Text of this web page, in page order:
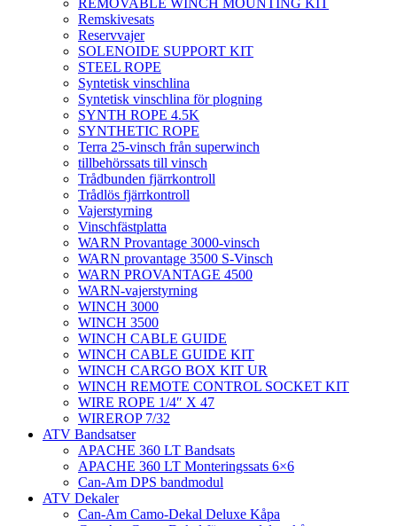
REMOVABLE WINCH MOUNTING KIT
Remskivesats
Reservvajer
SOLENOIDE SUPPORT KIT
STEEL ROPE
Syntetisk vinschlina
Syntetisk vinschlina för plogning
SYNTH ROPE 4.5K
SYNTHETIC ROPE
Terra 25-vinsch från superwinch
tillbehörssats till vinsch
Trådbunden fjärrkontroll
Trådlös fjärrkontroll
Vajerstyrning
Vinschfästplatta
WARN Provantage 3000-vinsch
WARN provantage 3500 S-Vinsch
WARN PROVANTAGE 4500
WARN-vajerstyrning
WINCH 3000
WINCH 3500
WINCH CABLE GUIDE
WINCH CABLE GUIDE KIT
WINCH CARGO BOX KIT UR
WINCH REMOTE CONTROL SOCKET KIT
WIRE ROPE 1/4″ X 47
WIREROP 7/32
ATV Bandsatser
APACHE 360 LT Bandsats
APACHE 360 LT Monteringssats 6×6
Can-Am DPS bandmodul
ATV Dekaler
Can-Am Camo-Dekal Deluxe Kåpa